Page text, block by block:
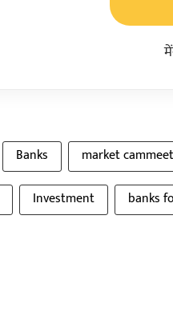
Banks market
Investment banks